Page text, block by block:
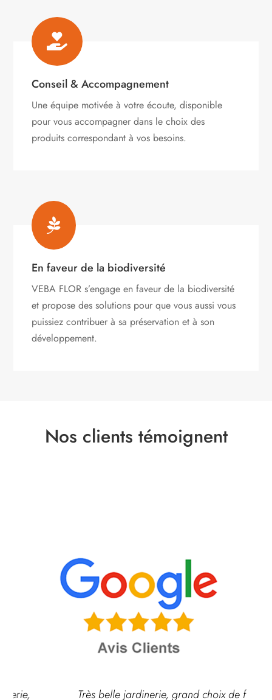

Conseil & Accompagnement
Une équipe motivée à votre écoute, disponible
pour vous accompagner dans le choix des
produits correspondant à vos besoins.

En faveur de la biodiversité
VEBA FLOR s’engageen faveur de la biodiversité
et propose des solutions pour que vous aussi vous
puissiez contribuer à sa préservation et à son
développement.
Nos clients témoignent
Très belle jardinerie, grand choix de fleurs et